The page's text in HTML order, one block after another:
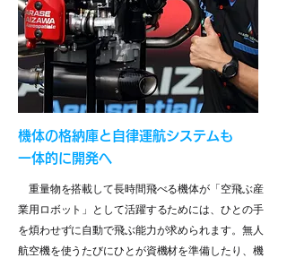
機体の格納庫と自律運航システムも
一体的に開発へ
重量物を搭載して長時間飛べる機体が「空飛ぶ産
業用ロボット」として活躍するためには、ひとの手
を煩わせずに自動で飛ぶ能力が求められます。無人
航空機を使うたびにひとが資機材を準備したり、機